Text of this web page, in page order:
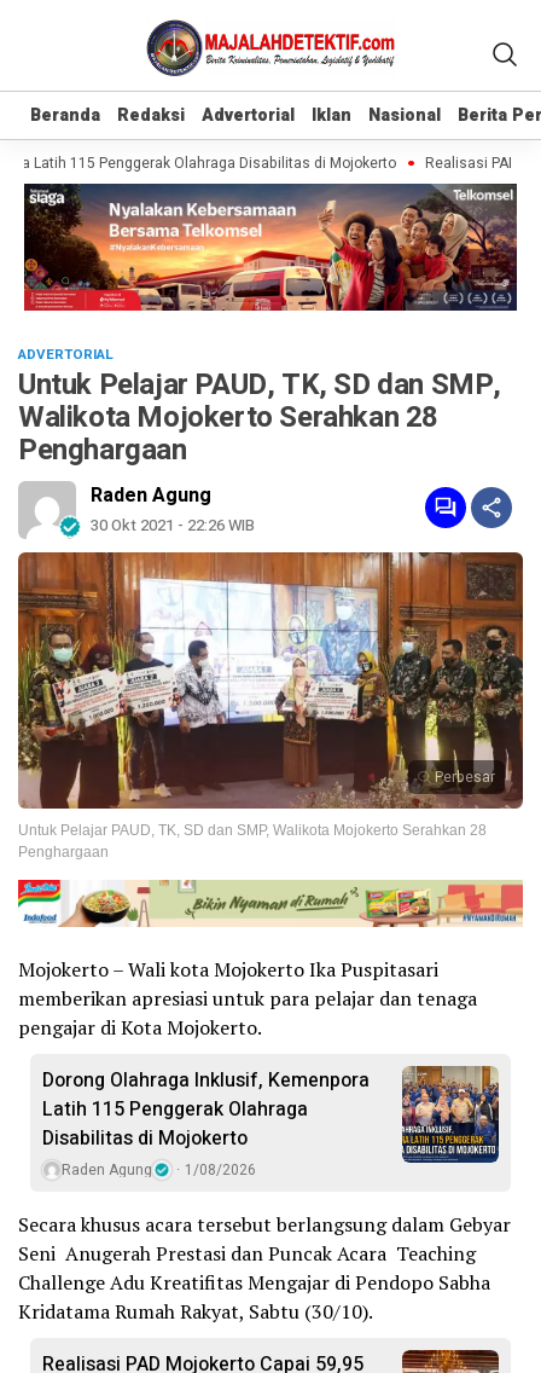
Beranda Redaksi Advertorial Iklan Nasional Berita
Beranda Redaksi Advertorial Iklan Nasional Berita
Latih 115 Penggerak Olahraga Disabilitas di Mojokerto Realisasi PAD
ADVERTORIAL
Untuk Pelajar PAUD, TK, SD dan SMP,
Walikota Mojokerto Serahkan 28
Penghargaan
Raden Agung
30 Okt 2021 - 22:26 WIB
Perbesar
Untuk Pelajar PAUD, TK, SD dan SMP, Walikota Mojokerto Serahkan 28
Penghargaan
Mojokerto – Wali kota Mojokerto Ika Puspitasari
memberikan apresiasi untuk para pelajar dan tenaga
pengajar di Kota Mojokerto.
Dorong Olahraga Inklusif, Kemenpora
Latih 115 Penggerak Olahraga
Disabilitas di Mojokerto
Raden Agung 1/08/2026
Secara khusus acara tersebut berlangsung dalam Gebyar
Seni Anugerah Prestasi dan Puncak Acara Teaching
Challenge Adu Kreatifitas Mengajar di Pendopo Sabha
Kridatama Rumah Rakyat, Sabtu (30/10).
Realisasi PAD Mojokerto Capai 59,95